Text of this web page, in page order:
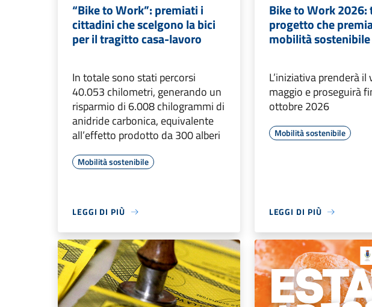
“Bike to Work”: premiati i
cittadini che scelgono la bici
per il tragitto casa-lavoro
In totale sono stati percorsi
40.053 chilometri, generando un
risparmio di 6.008 chilogrammi di
anidride carbonica, equivalente
all’effetto prodotto da 300 alberi
Mobilità sostenibile
LEGGI DI PIÙ
Bike to Work 2026:
progetto che
mobilità sostenibile
L’iniziativa prenderà il
maggio e proseguirà
ottobre 2026
Mobilità sostenibile
LEGGI DI PIÙ